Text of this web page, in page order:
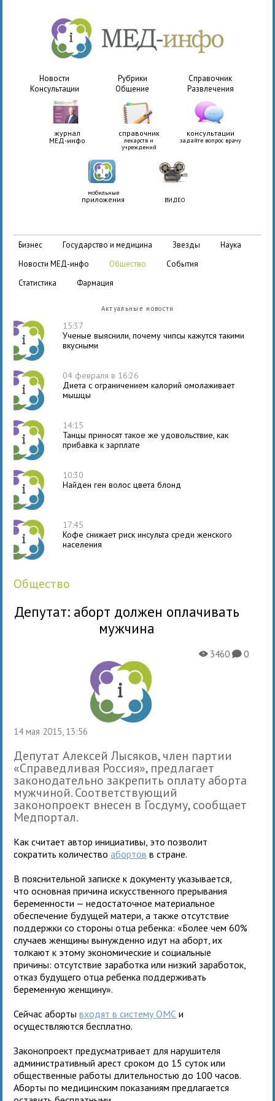
Новости Рубрики
Справочник
Консультации
Общение Развлечения
журнал
МЕД-инфо
справочник
лекарств и
учреждений
консультации
задайте вопрос врачу
мобильные
приложения ВИДЕО
бизнес государство и медицина звезды
наука
новости МЕД-инфо
общество
события
статистика
фармация
Актуальные новости
15:37
Ученые выяснили, почему чипсы кажутся такими
вкусными
04 февраля в 16:26
Диета с ограничением калорий омолаживает
мышцы
14:15
Танцы приносят такое же удовольствие, как
прибавка к зарплате
10:30
Найден ген волос цвета блонд
17:45
Кофе снижает риск инсульта среди женского
населения
общество
Депутат: аборт должен оплачивать
мужчина
14 мая 2015, 13:56
X3460K0
Депутат Алексей Лысяков, член партии
«Справедливая Россия», предлагает
законодательно закрепить оплату аборта
мужчиной. Соответствующий
законопроект внесен в Госдуму, сообщает
Медпортал.
Как считает автор инициативы, это позволит
сократить количествоабортов в стране.
В пояснительной записке к документу указывается,
что основная причина искусственного прерывания
беременности — недостаточное материальное
обеспечение будущей матери, а также отсутствие
поддержки со стороны отца ребенка: «Более чем 60%
случаев женщины вынужденно идут на аборт, их
толкают к этому экономические и социальные
причины: отсутствие заработка или низкий заработок,
отказ будущего отца ребенка поддерживать
беременную женщину».
Сейчас абортывходят в систему ОМС и
осуществляются бесплатно.
Законопроект предусматривает для нарушителя
административный арест сроком до 15 суток или
общественные работы длительностью до 100 часов.
Аборты по медицинским показаниям предлагается